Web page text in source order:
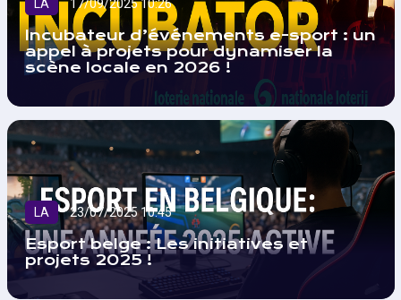
LA 17/09/2025 10:26
Incubateur d’événements e-sport : un
appel à projets pour dynamiser la
scène locale en 2026 !
LA 23/07/2025 10:45
Esport belge : Les initiatives et
projets 2025 !